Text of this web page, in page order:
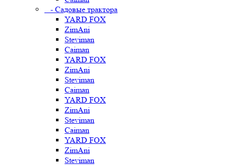
- Садовые трактора
YARD FOX
ZimAni
Steviman
Caiman
YARD FOX
ZimAni
Steviman
Caiman
YARD FOX
ZimAni
Steviman
Caiman
YARD FOX
ZimAni
Steviman